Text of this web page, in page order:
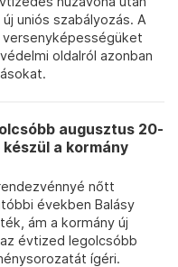
uniós szabályozás. A
oldalról azonban
augusztus 20-
a kormány
nőtt
években Balásy
ám a kormány új
évtized legolcsóbb
ígéri.